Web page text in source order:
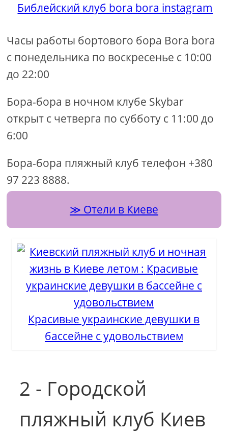
Библейский клуб bora bora instagram
Часы работы бортового бора Bora bora
с понедельника по воскресенье с 10:00
до 22:00
Бора-бора в ночном клубе Skybar
открыт с четверга по субботу с 11:00 до
6:00
Бора-бора пляжный клуб телефон +380
97 223 8888.
Отели в Киеве
Красивые украинские девушки в
бассейне с удовольствием
2 - Городской
пляжный клуб Киев